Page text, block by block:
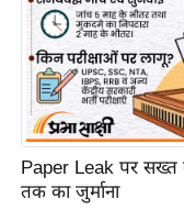
ने
स
मं
त्रा
रि
ले
श
Paper Leak पर
तक का जुर्माना